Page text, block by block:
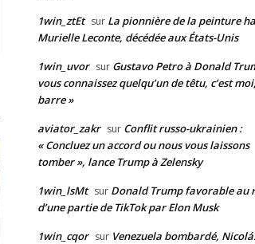
1win_ztEt sur La pionnière de la peinture
Murielle Leconte, décédée aux États-Unis
1win_uvor sur Gustavo Petro à Donald
vous connaissez quelqu’un de têtu, c’est
barre »
aviator_zakr sur Conflit russo-ukrainien :
« Concluez un accord ou nous vous laissons
tomber », lance Trump à Zelensky
1win_lsMt sur Donald Trump favorable au
d’une partie de TikTok par Elon Musk
1win_cqor sur Venezuela bombardé,